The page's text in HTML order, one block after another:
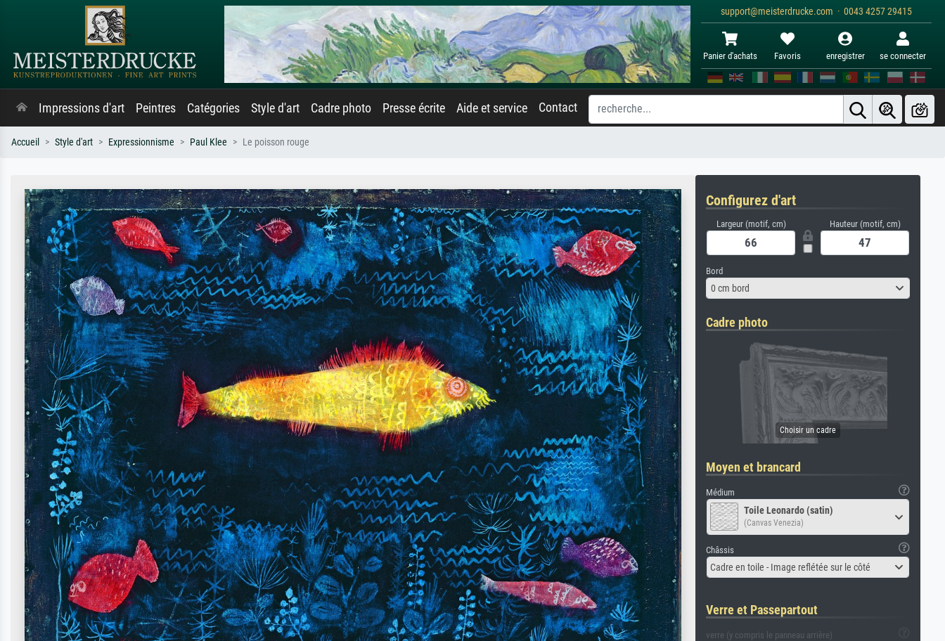
support@meisterdrucke.com · 0043 4257 29415
Panier d'achats Favoris enregistrer se connecter
Impressions d'art Peintres Catégories Style d'art Cadre photo Presse écrite Aide et service Contact
Accueil Style d'art Expressionnisme Paul Klee Le poisson rouge
Configurez d'art
Largeur (motif, cm) Hauteur (motif, cm)
Bord
0 cm bord
Cadre photo
Moyen et brancard
Médium
Toile Leonardo (satin)
(Canvas Venezia)
Châssis
Cadre en toile - Image reflétée sur le côté
Verre et Passepartout
verre (y compris le panneau arrière)